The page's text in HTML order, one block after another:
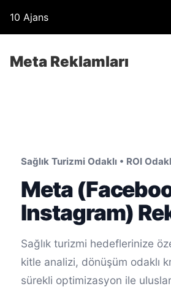
10 Ajans
Meta Reklamları
Sağlık Turizmi Odaklı • ROI
Meta
Instagram)
Sağlık turizmi hedeflerinize
kitle analizi, dönüşüm odaklı
sürekli optimizasyon ile